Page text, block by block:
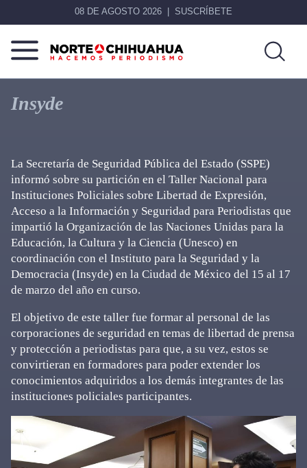
08 DE AGOSTO 2026 SUSCRÍBETE
Norte
De
Chihuahua
Más
que
noticias,
Insyde
La Secretaría de Seguridad Pública del Estado (SSPE)
informó sobre su partición en el Taller Nacional para
Instituciones Policiales sobre Libertad de Expresión,
Acceso a la Información y Seguridad para Periodistas que
impartió la Organización de las Naciones Unidas para la
Educación, la Cultura y la Ciencia (Unesco) en
coordinación con el Instituto para la Seguridad y la
Democracia (Insyde) en la Ciudad de México del 15 al 17
de marzo del año en curso.
El objetivo de este taller fue formar al personal de las
corporaciones de seguridad en temas de libertad de prensa
y protección a periodistas para que, a su vez, estos se
convirtieran en formadores para poder extender los
conocimientos adquiridos a los demás integrantes de las
instituciones policiales participantes.